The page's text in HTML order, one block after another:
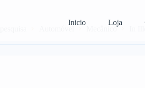
Inicio Loja
Mecânico In